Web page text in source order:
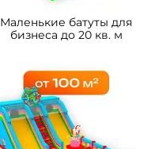
Маленькие батуты для
бизнеса до 20 кв. м